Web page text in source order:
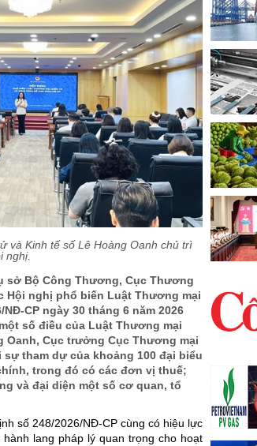
và Kinh tế số Lê Hoàng Oanh chủ trì
nghị.
sở Bộ Công Thương, Cục Thương
Hội nghị phổ biến Luật Thương mại
CP ngày 30 tháng 6 năm 2026
số điều của Luật Thương mại
Oanh, Cục trưởng Cục Thương mại
tham dự của khoảng 100 đại biểu
trong đó có các đơn vị thuế;
và đại diện một số cơ quan, tổ
số 248/2026/NĐ-CP cùng có hiệu lực
lang pháp lý quan trọng cho hoạt